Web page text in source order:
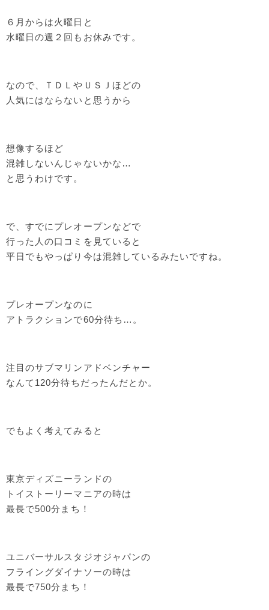
６月からは火曜日と
水曜日の週２回もお休みです。
なので、ＴＤＬやＵＳＪほどの
人気にはならないと思うから
想像するほど
混雑しないんじゃないかな…
と思うわけです。
で、すでにプレオープンなどで
行った人の口コミを見ていると
平日でもやっぱり今は混雑しているみたいですね。
プレオープンなのに
アトラクションで60分待ち…。
注目のサブマリンアドベンチャー
なんて120分待ちだったんだとか。
でもよく考えてみると
東京ディズニーランドの
トイストーリーマニアの時は
最長で500分まち！
ユニバーサルスタジオジャパンの
フライングダイナソーの時は
最長で750分まち！